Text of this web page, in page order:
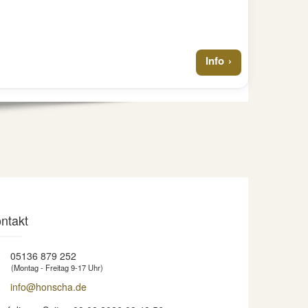
Info
05136 879 252
(Montag - Freitag 9-17 Uhr)
info@honscha.de